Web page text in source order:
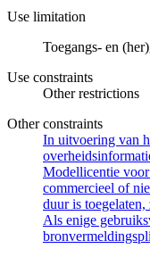
Use limitation
Toegangs- en
Use constraints
Other restrictions
Other constraints
In uitvoering van
Modellicentie
commercieel of
duur is
Als enige